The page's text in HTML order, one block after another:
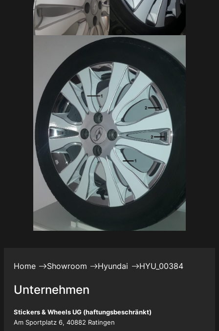
Home Showroom Hyundai HYU_00384
Unternehmen
Stickers & Wheels UG (haftungsbeschränkt)
Am Sportplatz 6, 40882 Ratingen